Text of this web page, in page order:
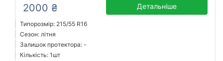
2000 ₴ Детальніше
Типорозмір: 215/55 R16
Сезон: літня
Залишок протектора: -
Кількість: 1шт